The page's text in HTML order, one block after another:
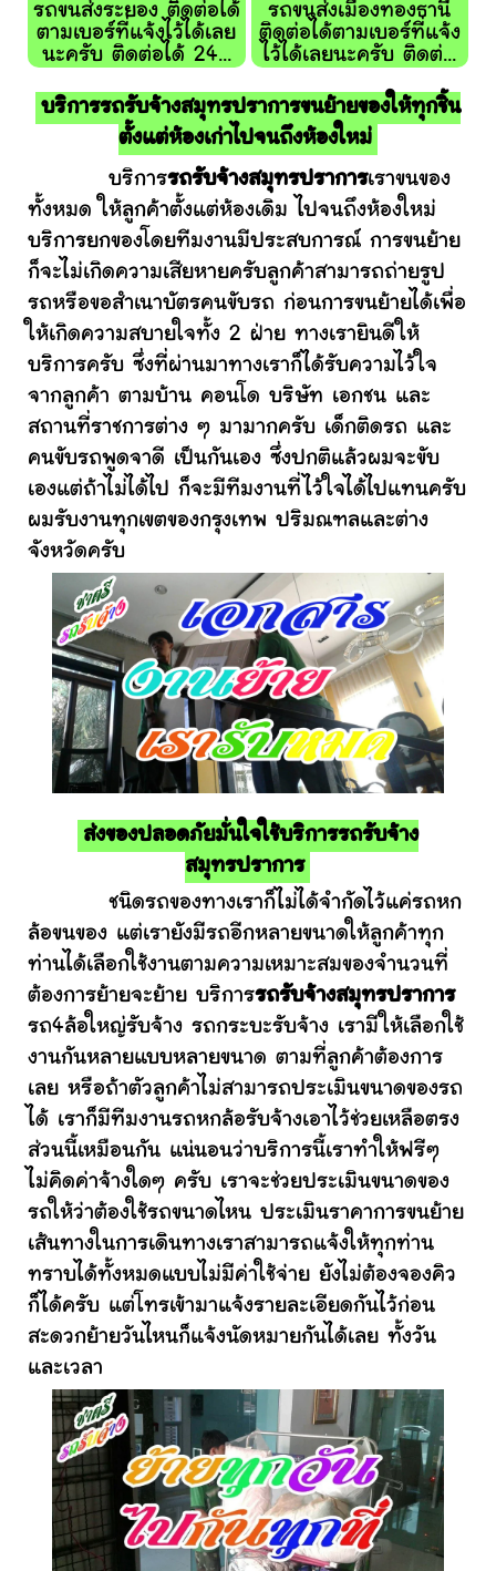
รถขนส่งระยอง ติดต่อได้
ตามเบอร์ที่แจ้งไว้ได้เลย
นะครับ ติดต่อได้ 24...
รถขนส่งเมืองทองธานี
ติดต่อได้ตามเบอร์ที่แจ้ง
ไว้ได้เลยนะครับ ติดต่...
บริการรถรับจ้างสมุทรปราการขนย้ายของให้ทุกชิ้น
ตั้งแต่ห้องเก่าไปจนถึงห้องใหม่
บริการรถรับจ้างสมุทรปราการเราขนของ
ทั้งหมด ให้ลูกค้าตั้งแต่ห้องเดิม ไปจนถึงห้องใหม่
บริการยกของโดยทีมงานมีประสบการณ์ การขนย้าย
ก็จะไม่เกิดความเสียหายครับลูกค้าสามารถถ่ายรูป
รถหรือขอสำเนาบัตรคนขับรถ ก่อนการขนย้ายได้เพื่อ
ให้เกิดความสบายใจทั้ง 2 ฝ่าย ทางเรายินดีให้
บริการครับ ซึ่งที่ผ่านมาทางเราก็ได้รับความไว้ใจ
จากลูกค้า ตามบ้าน คอนโด บริษัท เอกชน และ
สถานที่ราชการต่าง ๆ มามากครับ เด็กติดรถ และ
คนขับรถพูดจาดี เป็นกันเอง ซึ่งปกติแล้วผมจะขับ
เองแต่ถ้าไม่ได้ไป ก็จะมีทีมงานที่ไว้ใจได้ไปแทนครับ
ผมรับงานทุกเขตของกรุงเทพ ปริมณฑลและต่าง
จังหวัดครับ
ส่งของปลอดภัยมั่นใจใช้บริการรถรับจ้าง
สมุทรปราการ
ชนิดรถของทางเราก็ไม่ได้จำกัดไว้แค่รถหก
ล้อขนของ แต่เรายังมีรถอีกหลายขนาดให้ลูกค้าทุก
ท่านได้เลือกใช้งานตามความเหมาะสมของจำนวนที่
ต้องการย้ายจะย้าย บริการรถรับจ้างสมุทรปราการ
รถ4ล้อใหญ่รับจ้าง รถกระบะรับจ้าง เรามีให้เลือกใช้
งานกันหลายแบบหลายขนาด ตามที่ลูกค้าต้องการ
เลย หรือถ้าตัวลูกค้าไม่สามารถประเมินขนาดของรถ
ได้ เราก็มีทีมงานรถหกล้อรับจ้างเอาไว้ช่วยเหลือตรง
ส่วนนี้เหมือนกัน แน่นอนว่าบริการนี้เราทำให้ฟรีๆ
ไม่คิดค่าจ้างใดๆ ครับ เราจะช่วยประเมินขนาดของ
รถให้ว่าต้องใช้รถขนาดไหน ประเมินราคาการขนย้าย
เส้นทางในการเดินทางเราสามารถแจ้งให้ทุกท่าน
ทราบได้ทั้งหมดแบบไม่มีค่าใช้จ่าย ยังไม่ต้องจองคิว
ก็ได้ครับ แต่โทรเข้ามาแจ้งรายละเอียดกันไว้ก่อน
สะดวกย้ายวันไหนก็แจ้งนัดหมายกันได้เลย ทั้งวัน
และเวลา